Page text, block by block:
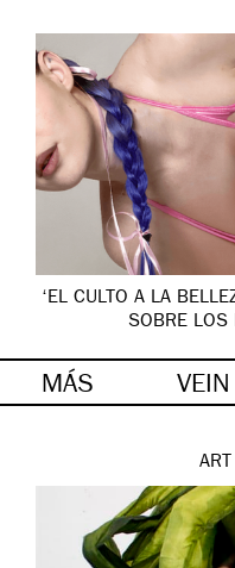
‘EL CULTO A LA
SOBRE LOS
MÁS VEIN
ART